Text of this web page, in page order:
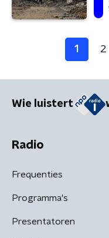
1 2
Wie luistert
Radio
Frequenties
Programma's
Presentatoren